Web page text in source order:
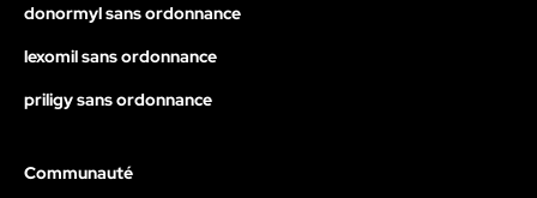
donormyl sans ordonnance
lexomil sans ordonnance
priligy sans ordonnance
Communauté